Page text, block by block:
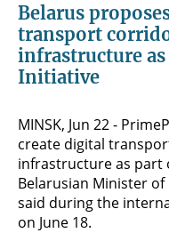
Belarus
transport
infrastructure
Initiative
MINSK, Jun 22 -
create digital
infrastructure as part
Belarusian Minister
said during the
on June 18.